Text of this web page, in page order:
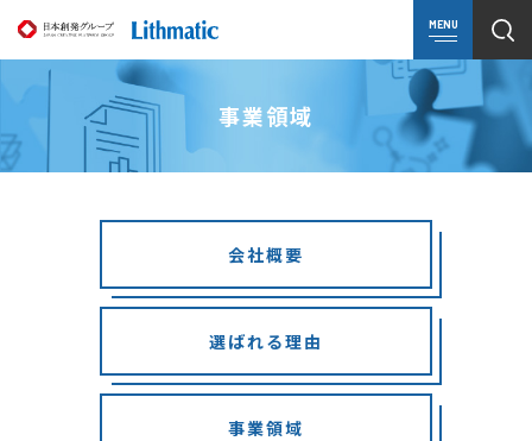
MENU
事業領域
会社概要
選ばれる理由
事業領域